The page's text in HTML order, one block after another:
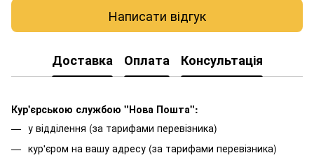
Написати відгук
Доставка Оплата Консультація
Кур'єрською службою "Нова Пошта":
у відділення (за тарифами перевізника)
кур'єром на вашу адресу (за тарифами перевізника)